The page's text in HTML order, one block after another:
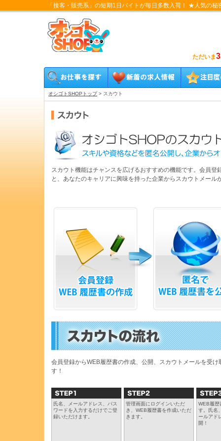
「接客・販売系」の短期1日バイトが毎日多数入荷！ ★人気の
ただいま3
オシゴトSHOPトップ> スカウト
スカウト機能はチャンスを広げるおすすめの機能です。会員登
と、あなたのキャリアに興味を持った企業からスカウトメール
会員登録からWEB履歴書の作成、公開、スカウトメールを受
す！
氏名、メールアドレス、パス
ワードを入力するだけでご登
録いただけます。
管理画面にログインいただ
き、WEB履歴書を作成いただ
きます。
WEB履歴
す。氏名
ールアド
開！